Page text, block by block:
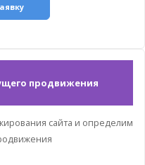
продвижения
сайта и определим